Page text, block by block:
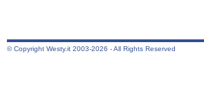
© Copyright Westy.it 2003-2026 - All Rights Reserved